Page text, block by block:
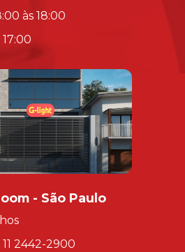
às 18:00
- São Paulo
11 2442-2900